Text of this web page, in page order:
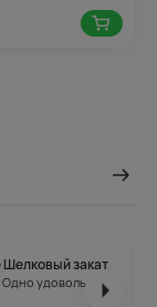
Шелковый закат
удовольствие